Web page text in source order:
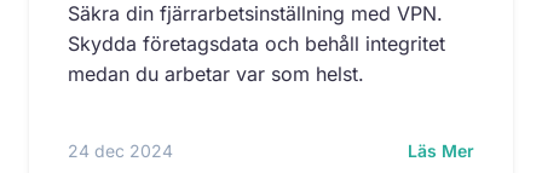
Säkra din fjärrarbetsinställning med VPN.
Skydda företagsdata och behåll integritet
medan du arbetar var som helst.
24 dec 2024 Läs Mer